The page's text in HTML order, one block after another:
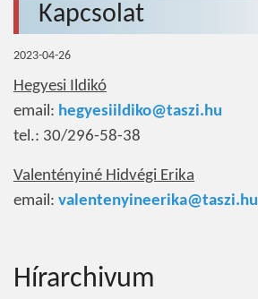
Kapcsolat
2023-04-26
Hegyesi Ildikó
email: hegyesiildiko@taszi.hu
tel.: 30/296-58-38
Valentényiné Hidvégi Erika
email: valentenyineerika@taszi.hu
Hírarchivum